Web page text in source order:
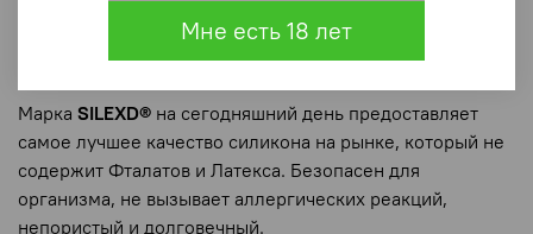
наших продуктов, придавая упругость, высокую
гибкость фаллоимитатору и магические ощущения и
большую эластичность.
Марка SILEXD® на сегодняшний день предоставляет
самое лучшее качество силикона на рынке, который не
содержит Фталатов и Латекса. Безопасен для
организма, не вызывает аллергических реакций,
непористый и долговечный.
Мне есть 18 лет